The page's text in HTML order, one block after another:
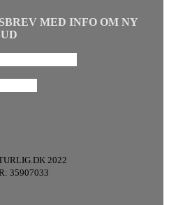
MED INFO OM NY
2022
35907033